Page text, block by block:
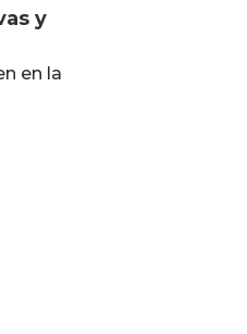
y
en la